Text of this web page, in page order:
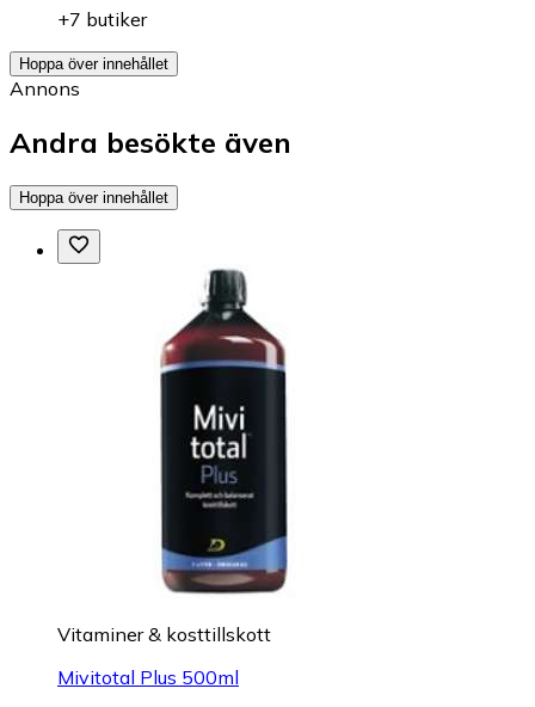
+7 butiker
Hoppa över innehållet
Annons
Andra besökte även
Hoppa över innehållet
Vitaminer & kosttillskott
Mivitotal Plus 500ml